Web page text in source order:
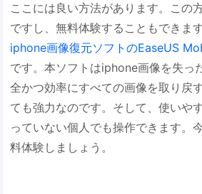
ここには良い方法があります。この
ですし、無料体験することもできま
iphone画像復元ソフトのEaseUS
です。本ソフトはiphone画像を失っ
全かつ効率にすべての画像を取り戻
ても強力なのです。そして、使いや
っていない個人でも操作できます。
料体験しましょう。